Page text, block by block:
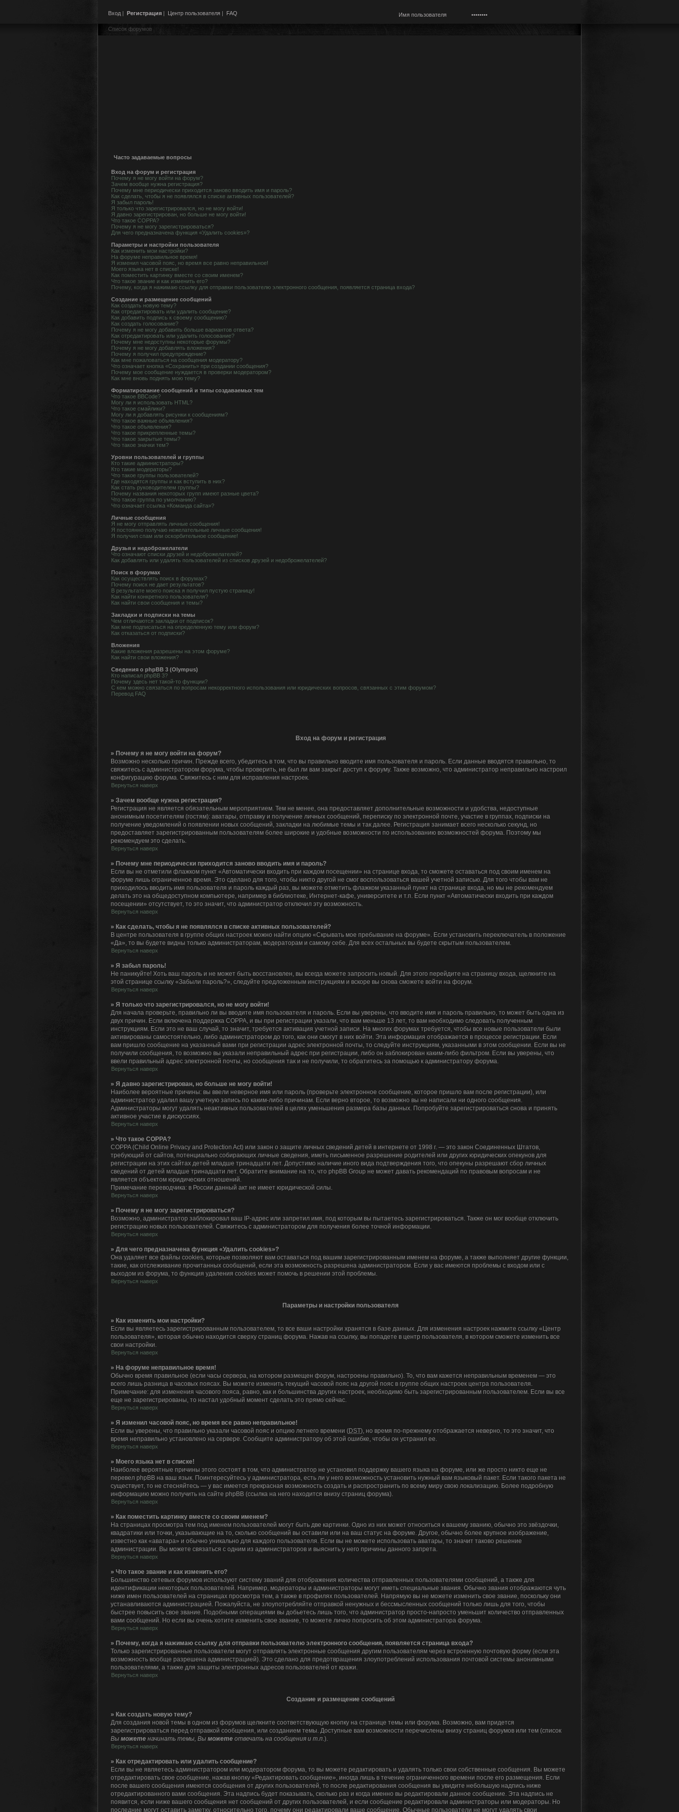
Вход | Регистрация | Центр пользователя | FAQ
Список форумов
Часто задаваемые вопросы
Вход на форум и регистрация
Почему я не могу войти на форум?
Зачем вообще нужна регистрация?
Почему мне периодически приходится заново вводить имя и пароль?
Как сделать, чтобы я не появлялся в списке активных пользователей?
Я забыл пароль!
Я только что зарегистрировался, но не могу войти!
Я давно зарегистрирован, но больше не могу войти!
Что такое COPPA?
Почему я не могу зарегистрироваться?
Для чего предназначена функция «Удалить cookies»?
Параметры и настройки пользователя
Как изменить мои настройки?
На форуме неправильное время!
Я изменил часовой пояс, но время все равно неправильное!
Моего языка нет в списке!
Как поместить картинку вместе со своим именем?
Что такое звание и как изменить его?
Почему, когда я нажимаю ссылку для отправки пользователю электронного сообщения, появляется страница входа?
Создание и размещение сообщений
Как создать новую тему?
Как отредактировать или удалить сообщение?
Как добавить подпись к своему сообщению?
Как создать голосование?
Почему я не могу добавить больше вариантов ответа?
Как отредактировать или удалить голосование?
Почему мне недоступны некоторые форумы?
Почему я не могу добавлять вложения?
Почему я получил предупреждение?
Как мне пожаловаться на сообщения модератору?
Что означает кнопка «Сохранить» при создании сообщения?
Почему мое сообщение нуждается в проверки модератором?
Как мне вновь поднять мою тему?
Форматирование сообщений и типы создаваемых тем
Что такое BBCode?
Могу ли я использовать HTML?
Что такое смайлики?
Могу ли я добавлять рисунки к сообщениям?
Что такое важные объявления?
Что такое объявления?
Что такое прикрепленные темы?
Что такое закрытые темы?
Что такое значки тем?
Уровни пользователей и группы
Кто такие администраторы?
Кто такие модераторы?
Что такое группы пользователей?
Где находятся группы и как вступить в них?
Как стать руководителем группы?
Почему названия некоторых групп имеют разные цвета?
Что такое группа по умолчанию?
Что означает ссылка «Команда сайта»?
Личные сообщения
Я не могу отправлять личные сообщения!
Я постоянно получаю нежелательные личные сообщения!
Я получил спам или оскорбительное сообщение!
Друзья и недоброжелатели
Что означают списки друзей и недоброжелателей?
Как добавлять или удалять пользователей из списков друзей и недоброжелателей?
Поиск в форумах
Как осуществлять поиск в форумах?
Почему поиск не дает результатов?
В результате моего поиска я получил пустую страницу!
Как найти конкретного пользователя?
Как найти свои сообщения и темы?
Закладки и подписки на темы
Чем отличаются закладки от подписок?
Как мне подписаться на определенную тему или форум?
Как отказаться от подписки?
Вложения
Какие вложения разрешены на этом форуме?
Как найти свои вложения?
Сведения о phpBB 3 (Olympus)
Кто написал phpBB 3?
Почему здесь нет такой-то функции?
С кем можно связаться по вопросам некорректного использования или юридических вопросов, связанных с этим форумом?
Перевод FAQ
Вход на форум и регистрация
» Почему я не могу войти на форум?
Возможно несколько причин. Прежде всего, убедитесь в том, что вы правильно вводите имя пользователя и пароль. Если данные вводятся правильно, то
свяжитесь с администратором форума, чтобы проверить, не был ли вам закрыт доступ к форуму. Также возможно, что администратор неправильно настроил
конфигурацию форума. Свяжитесь с ним для исправления настроек.
Вернуться наверх
» Зачем вообще нужна регистрация?
Регистрация не является обязательным мероприятием. Тем не менее, она предоставляет дополнительные возможности и удобства, недоступные
анонимным посетителям (гостям): аватары, отправку и получение личных сообщений, переписку по электронной почте, участие в группах, подписки на
получение уведомлений о появлении новых сообщений, закладки на любимые темы и так далее. Регистрация занимает всего несколько секунд, но
предоставляет зарегистрированным пользователям более широкие и удобные возможности по использованию возможностей форума. Поэтому мы
рекомендуем это сделать.
Вернуться наверх
» Почему мне периодически приходится заново вводить имя и пароль?
Если вы не отметили флажком пункт «Автоматически входить при каждом посещении» на странице входа, то сможете оставаться под своим именем на
форуме лишь ограниченное время. Это сделано для того, чтобы никто другой не смог воспользоваться вашей учетной записью. Для того чтобы вам не
приходилось вводить имя пользователя и пароль каждый раз, вы можете отметить флажком указанный пункт на странице входа, но мы не рекомендуем
делать это на общедоступном компьютере, например в библиотеке, Интернет-кафе, университете и т.п. Если пункт «Автоматически входить при каждом
посещении» отсутствует, то это значит, что администратор отключил эту возможность.
Вернуться наверх
» Как сделать, чтобы я не появлялся в списке активных пользователей?
В центре пользователя в группе общих настроек можно найти опцию «Скрывать мое пребывание на форуме». Если установить переключатель в положение
«Да», то вы будете видны только администраторам, модераторам и самому себе. Для всех остальных вы будете скрытым пользователем.
Вернуться наверх
» Я забыл пароль!
Не паникуйте! Хоть ваш пароль и не может быть восстановлен, вы всегда можете запросить новый. Для этого перейдите на страницу входа, щелкните на
этой странице ссылку «Забыли пароль?», следуйте предложенным инструкциям и вскоре вы снова сможете войти на форум.
Вернуться наверх
» Я только что зарегистрировался, но не могу войти!
Для начала проверьте, правильно ли вы вводите имя пользователя и пароль. Если вы уверены, что вводите имя и пароль правильно, то может быть одна из
двух причин. Если включена поддержка COPPA, и вы при регистрации указали, что вам меньше 13 лет, то вам необходимо следовать полученным
инструкциям. Если это не ваш случай, то значит, требуется активация учетной записи. На многих форумах требуется, чтобы все новые пользователи были
активированы самостоятельно, либо администратором до того, как они смогут в них войти. Эта информация отображается в процессе регистрации. Если
вам пришло сообщение на указанный вами при регистрации адрес электронной почты, то следуйте инструкциям, указанными в этом сообщении. Если вы не
получили сообщения, то возможно вы указали неправильный адрес при регистрации, либо он заблокирован каким-либо фильтром. Если вы уверены, что
ввели правильный адрес электронной почты, но сообщения так и не получили, то обратитесь за помощью к администратору форума.
Вернуться наверх
» Я давно зарегистрирован, но больше не могу войти!
Наиболее вероятные причины: вы ввели неверное имя или пароль (проверьте электронное сообщение, которое пришло вам после регистрации), или
администратор удалил вашу учетную запись по каким-либо причинам. Если верно второе, то возможно вы не написали ни одного сообщения.
Администраторы могут удалять неактивных пользователей в целях уменьшения размера базы данных. Попробуйте зарегистрироваться снова и принять
активное участие в дискуссиях.
Вернуться наверх
» Что такое COPPA?
COPPA (Child Online Privacy and Protection Act) или закон о защите личных сведений детей в интернете от 1998 г. — это закон Соединенных Штатов,
требующий от сайтов, потенциально собирающих личные сведения, иметь письменное разрешение родителей или других юридических опекунов для
регистрации на этих сайтах детей младше тринадцати лет. Допустимо наличие иного вида подтверждения того, что опекуны разрешают сбор личных
сведений от детей младше тринадцати лет. Обратите внимание на то, что phpBB Group не может давать рекомендаций по правовым вопросам и не
является объектом юридических отношений.
Примечание переводчика: в России данный акт не имеет юридической силы.
Вернуться наверх
» Почему я не могу зарегистрироваться?
Возможно, администратор заблокировал ваш IP-адрес или запретил имя, под которым вы пытаетесь зарегистрироваться. Также он мог вообще отключить
регистрацию новых пользователей. Свяжитесь с администратором для получения более точной информации.
Вернуться наверх
» Для чего предназначена функция «Удалить cookies»?
Она удаляет все файлы cookies, которые позволяют вам оставаться под вашим зарегистрированным именем на форуме, а также выполняет другие функции,
такие, как отслеживание прочитанных сообщений, если эта возможность разрешена администратором. Если у вас имеются проблемы с входом или с
выходом из форума, то функция удаления cookies может помочь в решении этой проблемы.
Вернуться наверх
Параметры и настройки пользователя
» Как изменить мои настройки?
Если вы являетесь зарегистрированным пользователем, то все ваши настройки хранятся в базе данных. Для изменения настроек нажмите ссылку «Центр
пользователя», которая обычно находится сверху страниц форума. Нажав на ссылку, вы попадете в центр пользователя, в котором сможете изменить все
свои настройки.
Вернуться наверх
» На форуме неправильное время!
Обычно время правильное (если часы сервера, на котором размещен форум, настроены правильно). То, что вам кажется неправильным временем — это
всего лишь разница в часовых поясах. Вы можете изменить текущий часовой пояс на другой пояс в группе общих настроек центра пользователя.
Примечание: для изменения часового пояса, равно, как и большинства других настроек, необходимо быть зарегистрированным пользователем. Если вы все
еще не зарегистрированы, то настал удобный момент сделать это прямо сейчас.
Вернуться наверх
» Я изменил часовой пояс, но время все равно неправильное!
Если вы уверены, что правильно указали часовой пояс и опцию летнего времени (DST), но время по-прежнему отображается неверно, то это значит, что
время неправильно установлено на сервере. Сообщите администратору об этой ошибке, чтобы он устранил ее.
Вернуться наверх
» Моего языка нет в списке!
Наиболее вероятные причины этого состоят в том, что администратор не установил поддержку вашего языка на форуме, или же просто никто еще не
перевел phpBB на ваш язык. Поинтересуйтесь у администратора, есть ли у него возможность установить нужный вам языковый пакет. Если такого пакета не
существует, то не стесняйтесь — у вас имеется прекрасная возможность создать и распространить по всему миру свою локализацию. Более подробную
информацию можно получить на сайте phpBB (ссылка на него находится внизу страниц форума).
Вернуться наверх
» Как поместить картинку вместе со своим именем?
На страницах просмотра тем под именем пользователей могут быть две картинки. Одно из них может относиться к вашему званию, обычно это звёздочки,
квадратики или точки, указывающие на то, сколько сообщений вы оставили или на ваш статус на форуме. Другое, обычно более крупное изображение,
известно как «аватара» и обычно уникально для каждого пользователя. Если вы не можете использовать аватары, то значит таково решение
администрации. Вы можете связаться с одним из администраторов и выяснить у него причины данного запрета.
Вернуться наверх
» Что такое звание и как изменить его?
Большинство сетевых форумов используют систему званий для отображения количества отправленных пользователями сообщений, а также для
идентификации некоторых пользователей. Например, модераторы и администраторы могут иметь специальные звания. Обычно звания отображаются чуть
ниже имен пользователей на страницах просмотра тем, а также в профилях пользователей. Напрямую вы не можете изменить свое звание, поскольку они
устанавливаются администрацией. Пожалуйста, не злоупотребляйте отправкой ненужных и бессмысленных сообщений только лишь для того, чтобы
быстрее повысить свое звание. Подобными операциями вы добьетесь лишь того, что администратор просто-напросто уменьшит количество отправленных
вами сообщений. Но если вы очень хотите изменить свое звание, то можете лично попросить об этом администратора форума.
Вернуться наверх
» Почему, когда я нажимаю ссылку для отправки пользователю электронного сообщения, появляется страница входа?
Только зарегистрированные пользователи могут отправлять электронные сообщения другим пользователям через встроенную почтовую форму (если эта
возможность вообще разрешена администрацией). Это сделано для предотвращения злоупотреблений использования почтовой системы анонимными
пользователями, а также для защиты электронных адресов пользователей от кражи.
Вернуться наверх
Создание и размещение сообщений
» Как создать новую тему?
Для создания новой темы в одном из форумов щелкните соответствующую кнопку на странице темы или форума. Возможно, вам придется
зарегистрироваться перед отправкой сообщения, или созданием темы. Доступные вам возможности перечислены внизу страниц форумов или тем (список
Вы можете начинать темы, Вы можете отвечать на сообщения и т.п.).
Вернуться наверх
» Как отредактировать или удалить сообщение?
Если вы не являетесь администратором или модератором форума, то вы можете редактировать и удалять только свои собственные сообщения. Вы можете
отредактировать свое сообщение, нажав кнопку «Редактировать сообщение», иногда лишь в течение ограниченного времени после его размещения. Если
после вашего сообщения имеются сообщения от других пользователей, то после редактирования сообщения вы увидите небольшую надпись ниже
отредактированного вами сообщения. Эта надпись будет показывать, сколько раз и когда именно вы редактировали данное сообщение. Эта надпись не
появится, если ниже вашего сообщения нет сообщений от других пользователей, и если сообщение редактировали администраторы или модераторы. Но
последние могут оставить заметку, относительно того, почему они редактировали ваше сообщение. Обычные пользователи не могут удалять свои